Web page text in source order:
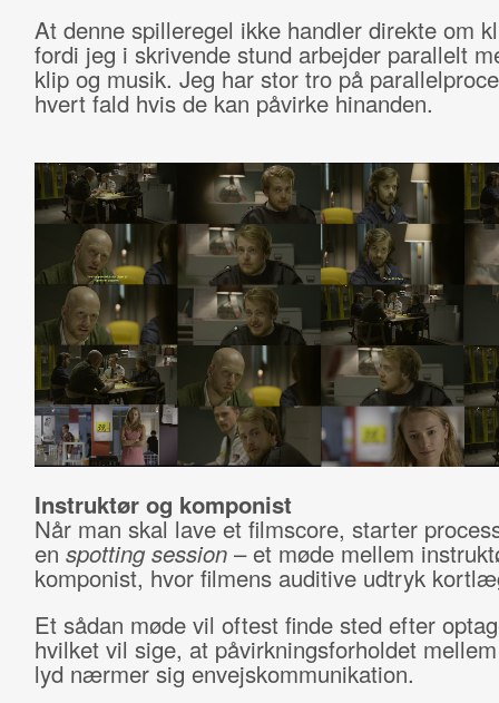
At denne spilleregel ikke handler direkte om
fordi jeg i skrivende stund arbejder parallelt
klip og musik. Jeg har stor tro på
hvert fald hvis de kan påvirke hinanden.
Instruktør og komponist
Når man skal lave et filmscore, starter
en spotting session– et møde mellem
komponist, hvor filmens auditive udtryk
Et sådan møde vil oftest finde sted efter
hvilket vil sige, at påvirkningsforholdet
lyd nærmer sig envejskommunikation.